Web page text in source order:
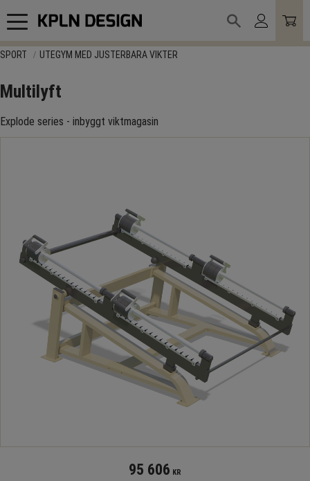
Meny
SPORT UTEGYM MED JUSTERBARA VIKTER
Multilyft
Explode series - inbyggt viktmagasin
95 606 KR